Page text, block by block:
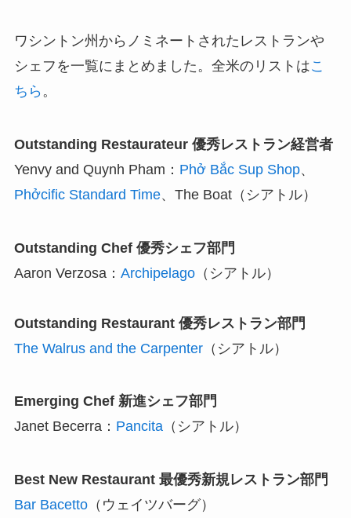
ワシントン州からノミネートされたレストランや
シェフを一覧にまとめました。全米のリストはこ
ちら 。
Outstanding Restaurateur 優秀レストラン経営者
Yenvy and Quynh Pham： Phở Bắc Sup Shop、
Phởcific Standard Time、The Boat（シアトル）
Outstanding Chef 優秀シェフ部門
Aaron Verzosa： Archipelago（シアトル）
Outstanding Restaurant 優秀レストラン部門
The Walrus and the Carpenter（シアトル）
Emerging Chef 新進シェフ部門
Janet Becerra： Pancita（シアトル）
Best New Restaurant 最優秀新規レストラン部門
Bar Bacetto（ウェイツバーグ）